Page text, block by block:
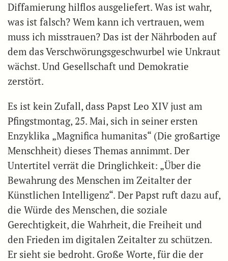
Diffamierung hilflos ausgeliefert. Was ist wahr,
was ist falsch? Wem kann ich vertrauen, wem
muss ich misstrauen? Das ist der Nährboden auf
dem das Verschwörungsgeschwurbel wie Unkraut
wächst. Und Gesellschaft und Demokratie
zerstört.
Es ist kein Zufall, dass Papst Leo XIV just am
Pfingstmontag, 25. Mai, sich in seiner ersten
Enzyklika „Magnifica humanitas“ (Die großartige
Menschheit) dieses Themas annimmt. Der
Untertitel verrät die Dringlichkeit: „Über die
Bewahrung des Menschen im Zeitalter der
Künstlichen Intelligenz“. Der Papst ruft dazu auf,
die Würde des Menschen, die soziale
Gerechtigkeit, die Wahrheit, die Freiheit und
den Frieden im digitalen Zeitalter zu schützen.
Er sieht sie bedroht. Große Worte, für die der